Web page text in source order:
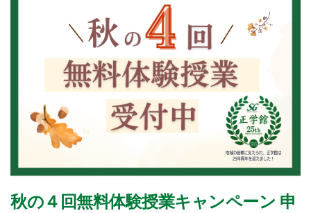
秋の４回無料体験授業キャンペーン 申